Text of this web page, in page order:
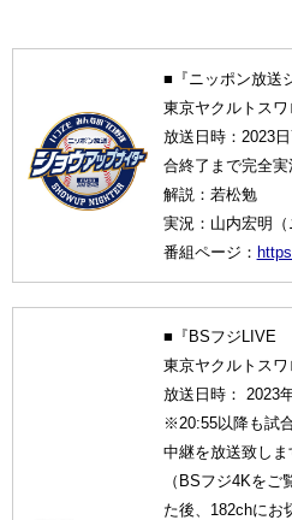
■『ニッポン放送
東京ヤクルトス
放送日時：2023
合終了まで完全
解説：若松勉
実況：山内宏明（
番組ページ：
■『BSフジLIVE
東京ヤクルトス
放送日時： 2023
※20:55以降も試
中継を放送致しま
（BSフジ4Kを
た後、182chにお